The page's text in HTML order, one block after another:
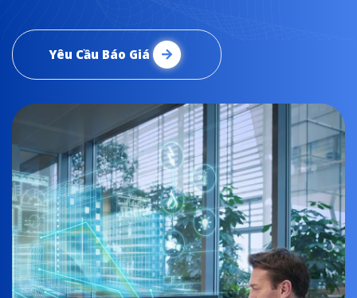
Yêu Cầu Báo Giá